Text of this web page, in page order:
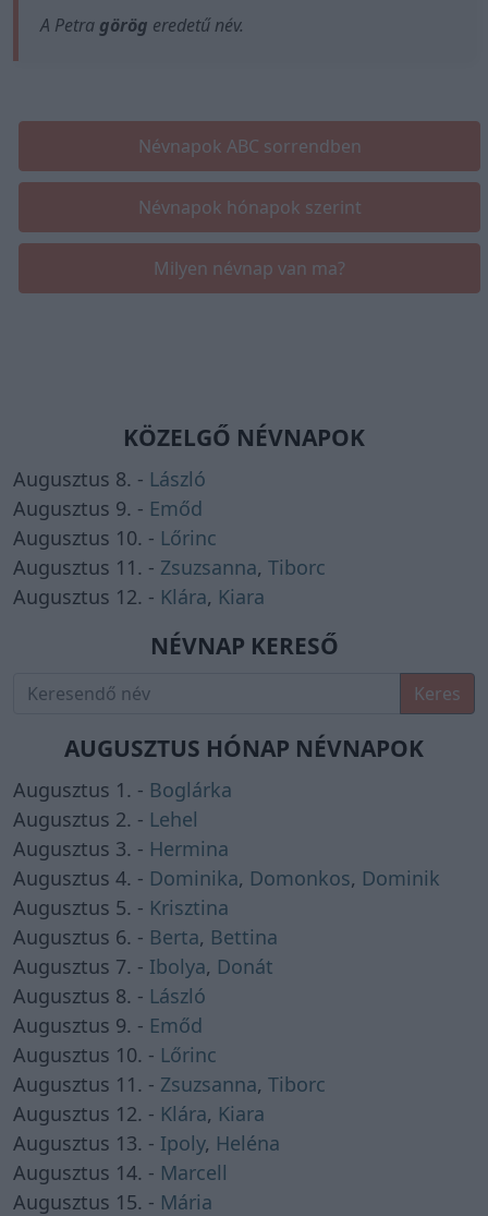
A Petra görög eredetű név.
Névnapok ABC sorrendben
Névnapok hónapok szerint
Milyen névnap van ma?
KÖZELGŐ NÉVNAPOK
Augusztus 8. - László
Augusztus 9. - Emőd
Augusztus 10. - Lőrinc
Augusztus 11. - Zsuzsanna, Tiborc
Augusztus 12. - Klára, Kiara
NÉVNAP KERESŐ
Keres
AUGUSZTUS HÓNAP NÉVNAPOK
Augusztus 1. - Boglárka
Augusztus 2. - Lehel
Augusztus 3. - Hermina
Augusztus 4. - Dominika, Domonkos, Dominik
Augusztus 5. - Krisztina
Augusztus 6. - Berta, Bettina
Augusztus 7. - Ibolya, Donát
Augusztus 8. - László
Augusztus 9. - Emőd
Augusztus 10. - Lőrinc
Augusztus 11. - Zsuzsanna, Tiborc
Augusztus 12. - Klára, Kiara
Augusztus 13. - Ipoly, Heléna
Augusztus 14. - Marcell
Augusztus 15. - Mária